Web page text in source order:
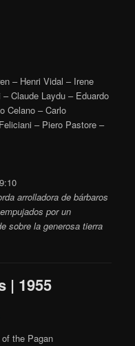
– Henri Vidal – Irene
Claude Laydu – Eduardo
Celano – Carlo
– Piero Pastore –
arrolladora de bárbaros
por un
sobre la generosa tierra
| 1955
the Pagan